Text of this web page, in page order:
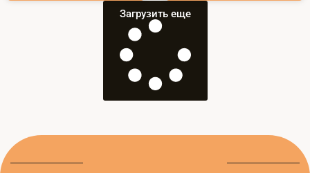
Загрузить еще